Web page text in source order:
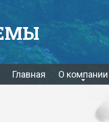
Главная О компании